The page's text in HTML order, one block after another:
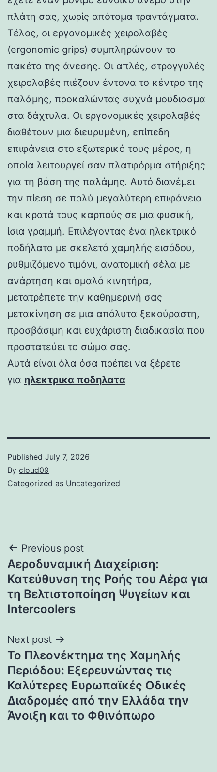
πλάτη σας, χωρίς απότομα τραντάγματα.
Τέλος, οι εργονομικές χειρολαβές
(ergonomic grips) συμπληρώνουν το
πακέτο της άνεσης. Οι απλές, στρογγυλές
χειρολαβές πιέζουν έντονα το κέντρο της
παλάμης, προκαλώντας συχνά μούδιασμα
στα δάχτυλα. Οι εργονομικές χειρολαβές
διαθέτουν μια διευρυμένη, επίπεδη
επιφάνεια στο εξωτερικό τους μέρος, η
οποία λειτουργεί σαν πλατφόρμα στήριξης
για τη βάση της παλάμης. Αυτό διανέμει
την πίεση σε πολύ μεγαλύτερη επιφάνεια
και κρατά τους καρπούς σε μια φυσική,
ίσια γραμμή. Επιλέγοντας ένα ηλεκτρικό
ποδήλατο με σκελετό χαμηλής εισόδου,
ρυθμιζόμενο τιμόνι, ανατομική σέλα με
ανάρτηση και ομαλό κινητήρα,
μετατρέπετε την καθημερινή σας
μετακίνηση σε μια απόλυτα ξεκούραστη,
προσβάσιμη και ευχάριστη διαδικασία που
προστατεύει το σώμα σας.
Αυτά είναι όλα όσα πρέπει να ξέρετε
για ηλεκτρικα ποδηλατα
Published July 7, 2026
By cloud09
Categorized as Uncategorized
Post
navigation
Previous post
Αεροδυναμική Διαχείριση:
Κατεύθυνση της Ροής του Αέρα για
τη Βελτιστοποίηση Ψυγείων και
Intercoolers
Next post
Το Πλεονέκτημα της Χαμηλής
Περιόδου: Εξερευνώντας τις
Καλύτερες Ευρωπαϊκές Οδικές
Διαδρομές από την Ελλάδα την
Άνοιξη και το Φθινόπωρο